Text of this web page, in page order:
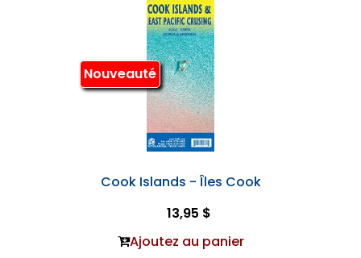
Nouveauté
Cook Islands - Îles Cook
13,95 $
Ajoutez au panier